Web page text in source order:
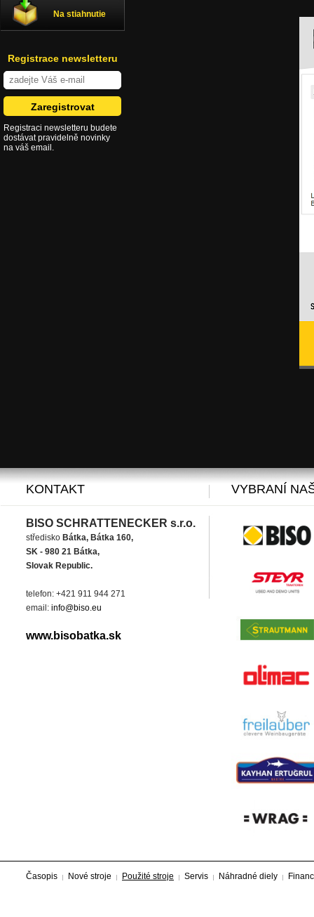
Na stiahnutie
Registrace newsletteru
Registraci newsletteru budete
dostávat pravidelně novinky
na váš email.
KONTAKT
BISO SCHRATTENECKER s.r.o.
středisko Bátka, Bátka 160,
SK - 980 21 Bátka,
Slovak Republic.
telefon: +421 911 944 271
email: info@biso.eu
www.bisobatka.sk
VYBRANÍ
Časopis Nové stroje Použité stroje Servis Náhradné diely